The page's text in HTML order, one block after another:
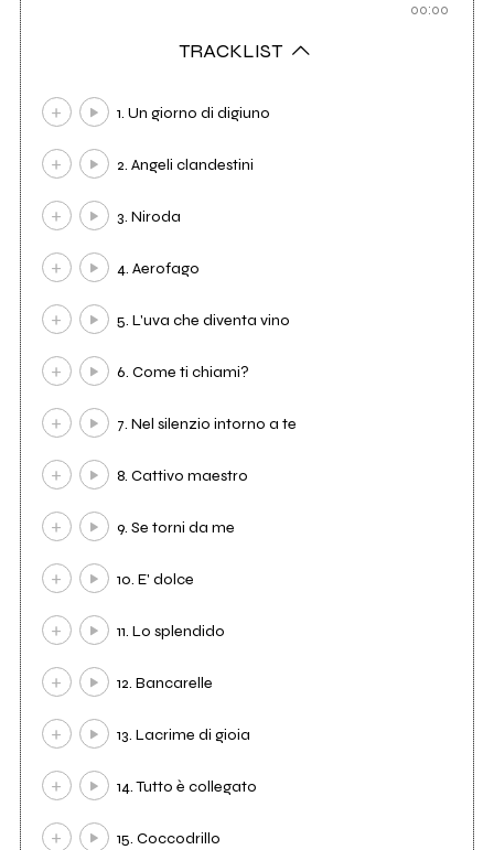
00:00
TRACKLIST
1. Un giorno di digiuno
2. Angeli clandestini
3. Niroda
4. Aerofago
5. L'uva che diventa vino
6. Come ti chiami?
7. Nel silenzio intorno a te
8. Cattivo maestro
9. Se torni da me
10. E' dolce
11. Lo splendido
12. Bancarelle
13. Lacrime di gioia
14. Tutto è collegato
15. Coccodrillo